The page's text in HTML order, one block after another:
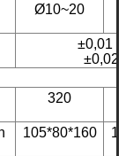
Ø10~20
±0,01
±0,02
320
105*80*160